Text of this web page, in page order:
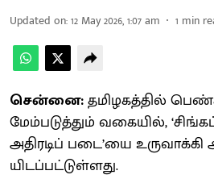
Updated on:12 May 2026, 1:07 am 1 min
சென்னை:தமிழகத்​தில்
மேம்​படுத்​தும் வகை​யில்,
அதிரடிப் படை’யை
யிடப்​பட்​டுள்​ளது.